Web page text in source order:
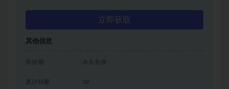
立即获取
其他信息
有效期 永久有效
累计销量 39